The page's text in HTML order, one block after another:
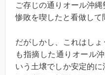
ご存じの通りオール沖
惨敗を喫したと看做して
だがしかし、これはし
も指摘した通りオール
いう土壌でしか安定的